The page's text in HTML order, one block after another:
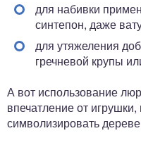
для набивки
синтепон, даже
для утяжеления
гречневой крупы
А вот использование
впечатление от
символизировать